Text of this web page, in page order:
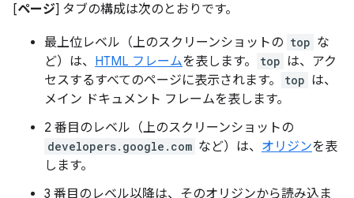
[ページ] タブの構成は次のとおりです。
最上位レベル（上のスクリーンショットの top な
ど）は、 HTML フレームを表します。 top は、アク
セスするすべてのページに表示されます。
top は、
メイン ドキュメント フレームを表します。
2 番目のレベル（上のスクリーンショットの
developers.google.com など）は、 オリジンを表
します。
3 番目のレベル以降は、そのオリジンから読み込ま